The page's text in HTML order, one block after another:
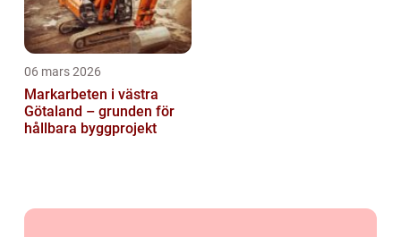
06 mars 2026
Markarbeten i västra
Götaland – grunden för
hållbara byggprojekt